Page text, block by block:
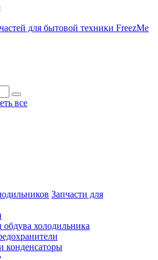
все
Запчасти для
холодильника
конденсаторы